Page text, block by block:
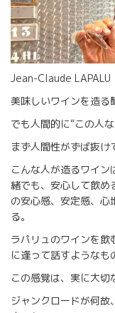
Jean-Claude LAPALU
美味しいワインを造る
でも人間的に“この人
まず人間性がずば抜け
こんな人が造るワイ
緒でも、安心して飲め
の安心感、安定感、心
る。
ラパリュのワインを飲
に逢って話すようなも
この感覚は、実に大切
ジャンクロードが何故